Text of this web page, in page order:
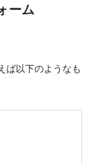
ーム
ば以下のようなも